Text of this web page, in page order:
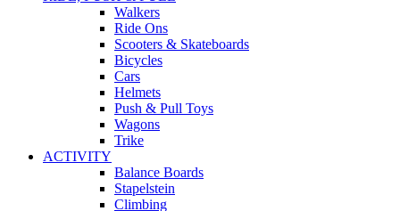
Walkers
Ride Ons
Scooters & Skateboards
Bicycles
Cars
Helmets
Push & Pull Toys
Wagons
Trike
ACTIVITY
Balance Boards
Stapelstein
Climbing